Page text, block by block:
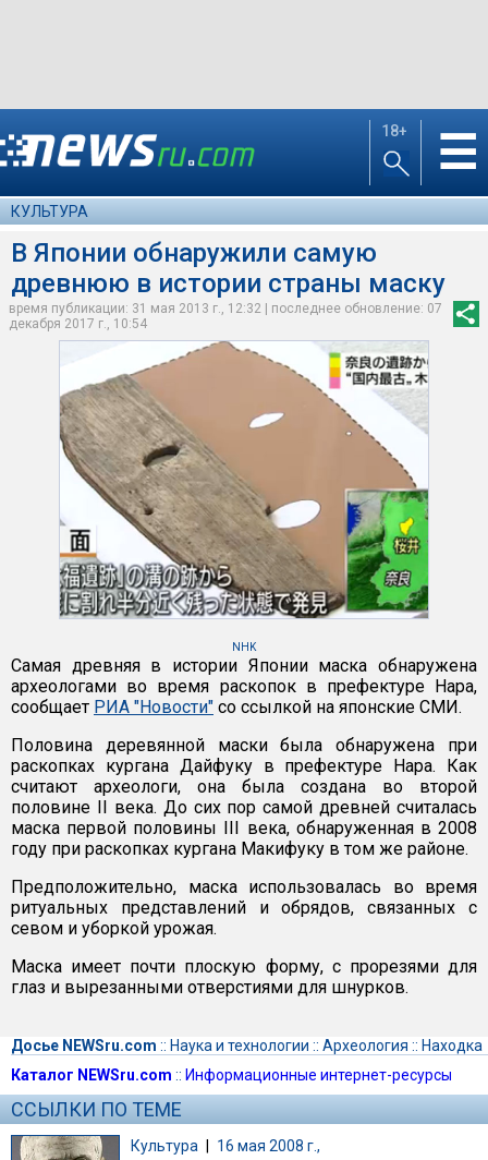
18+ ☰
КУЛЬТУРА
В Японии обнаружили самую
древнюю в истории страны маску
время публикации: 31 мая 2013 г., 12:32 | последнее обновление: 07
декабря 2017 г., 10:54
NHK
Самая древняя в истории Японии маска обнаружена
археологами во время раскопок в префектуре Нара,
сообщает РИА "Новости" со ссылкой на японские СМИ.
Половина деревянной маски была обнаружена при
раскопках кургана Дайфуку в префектуре Нара. Как
считают археологи, она была создана во второй
половине II века. До сих пор самой древней считалась
маска первой половины III века, обнаруженная в 2008
году при раскопках кургана Макифуку в том же районе.
Предположительно, маска использовалась во время
ритуальных представлений и обрядов, связанных с
севом и уборкой урожая.
Маска имеет почти плоскую форму, с прорезями для
глаз и вырезанными отверстиями для шнурков.
Досье NEWSru.com :: Наука и технологии :: Археология :: Находка
Каталог NEWSru.com :: Информационные интернет-ресурсы
ССЫЛКИ ПО ТЕМЕ
Культура | 16 мая 2008 г.,